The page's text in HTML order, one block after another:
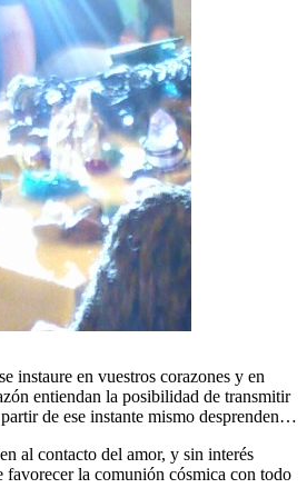
instaure en vuestros corazones y en
entiendan la posibilidad de transmitir
de ese instante mismo desprenden…
al contacto del amor, y sin interés
favorecer la comunión cósmica con todo